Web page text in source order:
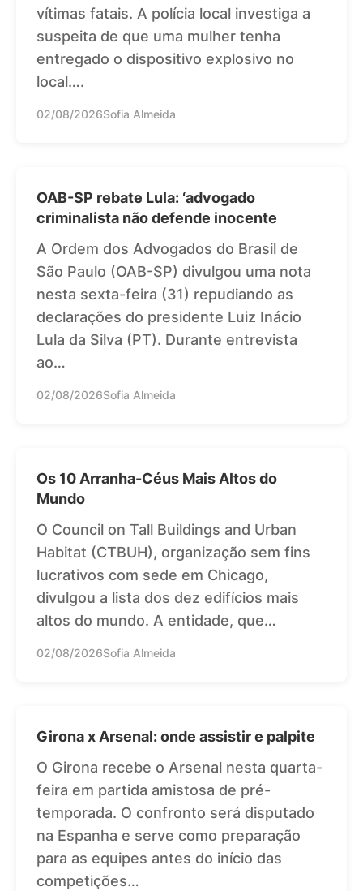
vítimas fatais. A polícia local investiga a
suspeita de que uma mulher tenha
entregado o dispositivo explosivo no
local….
02/08/2026Sofia Almeida
OAB-SP rebate Lula: ‘advogado
criminalista não defende inocente
A Ordem dos Advogados do Brasil de
São Paulo (OAB-SP) divulgou uma nota
nesta sexta-feira (31) repudiando as
declarações do presidente Luiz Inácio
Lula da Silva (PT). Durante entrevista
ao…
02/08/2026Sofia Almeida
Os 10 Arranha-Céus Mais Altos do
Mundo
O Council on Tall Buildings and Urban
Habitat (CTBUH), organização sem fins
lucrativos com sede em Chicago,
divulgou a lista dos dez edifícios mais
altos do mundo. A entidade, que…
02/08/2026Sofia Almeida
Girona x Arsenal: onde assistir e palpite
O Girona recebe o Arsenal nesta quarta-
feira em partida amistosa de pré-
temporada. O confronto será disputado
na Espanha e serve como preparação
para as equipes antes do início das
competições…